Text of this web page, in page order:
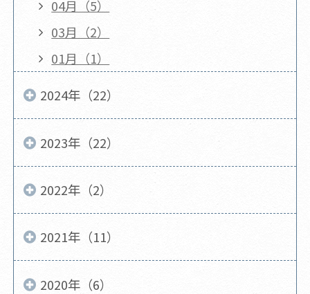
04月（5）
03月（2）
01月（1）
2024年（22）
2023年（22）
2022年（2）
2021年（11）
2020年（6）